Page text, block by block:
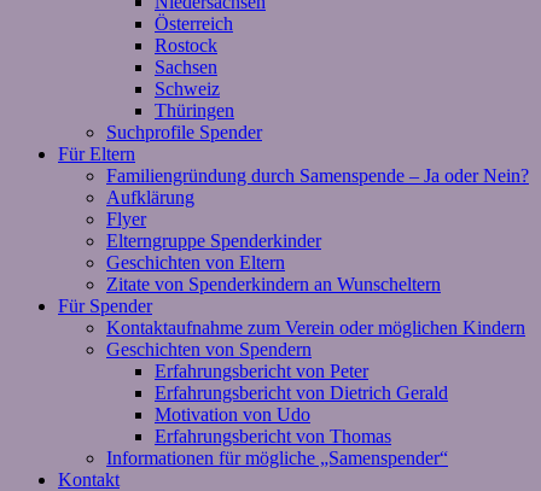
Österreich
Rostock
Sachsen
Schweiz
Thüringen
Suchprofile Spender
Für Eltern
Familiengründung durch Samenspende – Ja oder Nein?
Aufklärung
Flyer
Elterngruppe Spenderkinder
Geschichten von Eltern
Zitate von Spenderkindern an Wunscheltern
Für Spender
Kontaktaufnahme zum Verein oder möglichen Kindern
Geschichten von Spendern
Erfahrungsbericht von Peter
Erfahrungsbericht von Dietrich Gerald
Motivation von Udo
Erfahrungsbericht von Thomas
Informationen für mögliche „Samenspender“
Kontakt